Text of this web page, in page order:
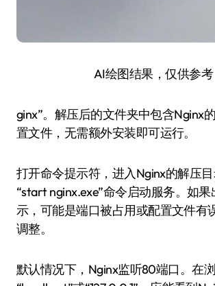
AI绘图结果，仅供参考
ginx”。解压后的文件夹中包含Nginx
置文件，无需额外安装即可运行。
打开命令提示符，进入Nginx的解压
“start nginx.exe”命令启动服务。如
示，可能是端口被占用或配置文件有
调整。
默认情况下，Nginx监听80端口。在